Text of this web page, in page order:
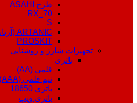
طرح ASAHI
RX_70
S
ARTANIC (آرتانیک)
PROSKIT
تجهیزات شارژ و روشنایی
باتری
قلمی (AA)
نیم قلمی (AAA)
باتری 18650
باتری ویپ